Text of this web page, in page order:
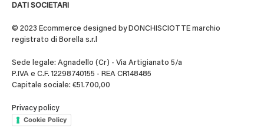
DATI SOCIETARI
© 2023 Ecommerce designed by DONCHISCIOTTE marchio
registrato di Borella s.r.l
Sede legale: Agnadello (Cr) - Via Artigianato 5/a
P.IVA e C.F. 12298740155 - REA CR148485
Capitale sociale: €51.700,00
Privacy policy
Cookie Policy